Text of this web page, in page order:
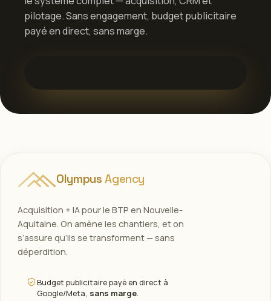
pilotage. Sans engagement, budget publicitaire
payé en direct, sans marge.
Olympus Agency
Acquisition + IA pour le BTP en Nouvelle-
Aquitaine. On amène les chantiers, et on
s’assure qu’ils se transforment — sans
déperdition.
Budget publicitaire payé en direct à
Google/Meta, sans marge